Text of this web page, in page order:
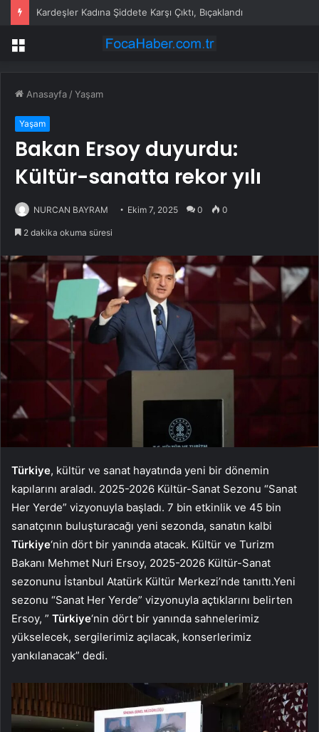
Kardeşler Kadına Şiddete Karşı Çıktı, Bıçaklandı
Menü
Anasayfa /Yaşam
Yaşam
Bakan Ersoy duyurdu:
Kültür-sanatta rekor yılı
NURCAN BAYRAM Ekim 7, 2025 0 0
2 dakika okuma süresi
Türkiye, kültür ve sanat hayatında yeni bir dönemin
kapılarını araladı. 2025-2026 Kültür-Sanat Sezonu “Sanat
Her Yerde” vizyonuyla başladı. 7 bin etkinlik ve 45 bin
sanatçının buluşturacağı yeni sezonda, sanatın kalbi
Türkiye‘nin dört bir yanında atacak. Kültür ve Turizm
Bakanı Mehmet Nuri Ersoy, 2025-2026 Kültür-Sanat
sezonunu İstanbul Atatürk Kültür Merkezi’nde tanıttı.Yeni
sezonu “Sanat Her Yerde” vizyonuyla açtıklarını belirten
Ersoy, ” Türkiye‘nin dört bir yanında sahnelerimiz
yükselecek, sergilerimiz açılacak, konserlerimiz
yankılanacak” dedi.